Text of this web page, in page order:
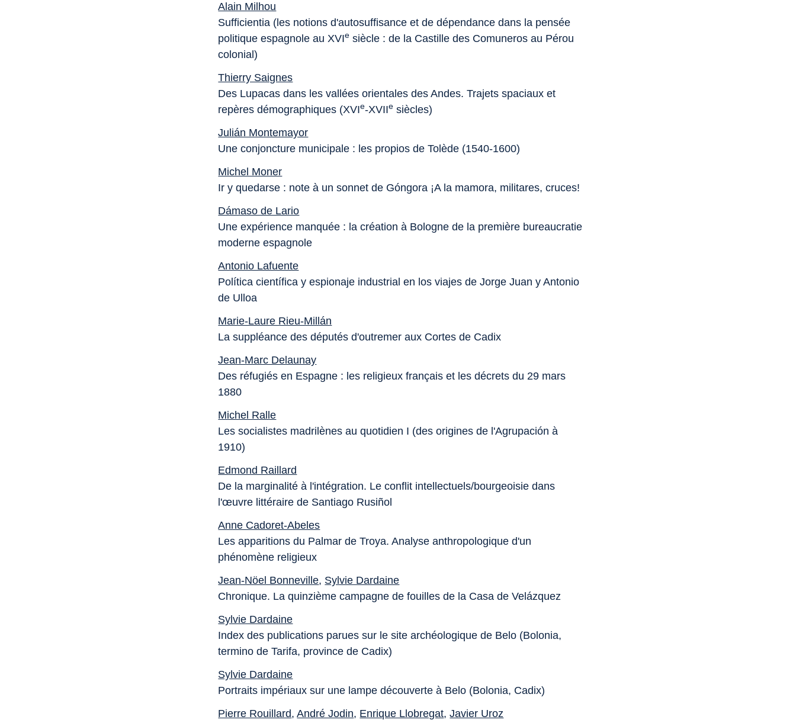
Alain Milhou
Sufficientia (les notions d'autosuffisance et de dépendance dans la pensée
politique espagnole au XVIe siècle : de la Castille des Comuneros au Pérou
colonial)
Thierry Saignes
Des Lupacas dans les vallées orientales des Andes. Trajets spaciaux et
repères démographiques (XVIe-XVIIe siècles)
Julián Montemayor
Une conjoncture municipale : les propios de Tolède (1540-1600)
Michel Moner
Ir y quedarse : note à un sonnet de Góngora ¡A la mamora, militares, cruces!
Dámaso de Lario
Une expérience manquée : la création à Bologne de la première bureaucratie
moderne espagnole
Antonio Lafuente
Política científica y espionaje industrial en los viajes de Jorge Juan y Antonio
de Ulloa
Marie-Laure Rieu-Millán
La suppléance des députés d'outremer aux Cortes de Cadix
Jean-Marc Delaunay
Des réfugiés en Espagne : les religieux français et les décrets du 29 mars
1880
Michel Ralle
Les socialistes madrilènes au quotidien I (des origines de l'Agrupación à
1910)
Edmond Raillard
De la marginalité à l'intégration. Le conflit intellectuels/bourgeoisie dans
l'œuvre littéraire de Santiago Rusiñol
Anne Cadoret-Abeles
Les apparitions du Palmar de Troya. Analyse anthropologique d'un
phénomène religieux
Jean-Nöel Bonneville, Sylvie Dardaine
Chronique. La quinzième campagne de fouilles de la Casa de Velázquez
Sylvie Dardaine
Index des publications parues sur le site archéologique de Belo (Bolonia,
termino de Tarifa, province de Cadix)
Sylvie Dardaine
Portraits impériaux sur une lampe découverte à Belo (Bolonia, Cadix)
Pierre Rouillard,André Jodin, Enrique Llobregat,Javier Uroz